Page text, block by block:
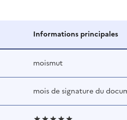
Informations principales
moismut
mois de signature du